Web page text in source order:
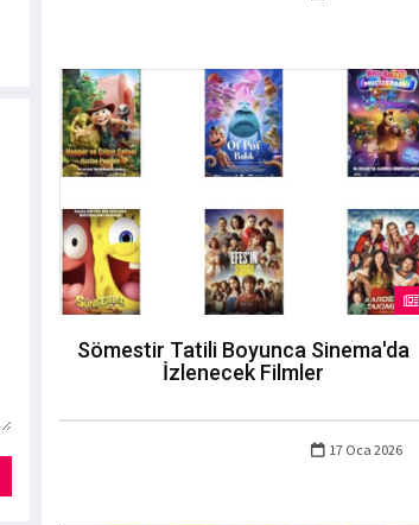
Sömestir Tatili Boyunca Sinema'da
İzlenecek Filmler
17 Oca 2026